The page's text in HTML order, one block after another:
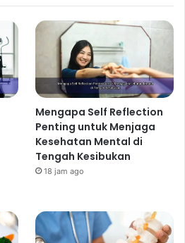
Mengapa Self Reflection
Penting untuk Menjaga
Kesehatan Mental di
Tengah Kesibukan
18 jam ago